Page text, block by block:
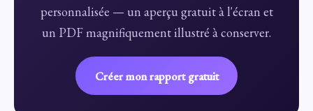
personnalisée — un aperçu gratuit à l'écran et
un PDF magnifiquement illustré à conserver.
Créer mon rapport gratuit